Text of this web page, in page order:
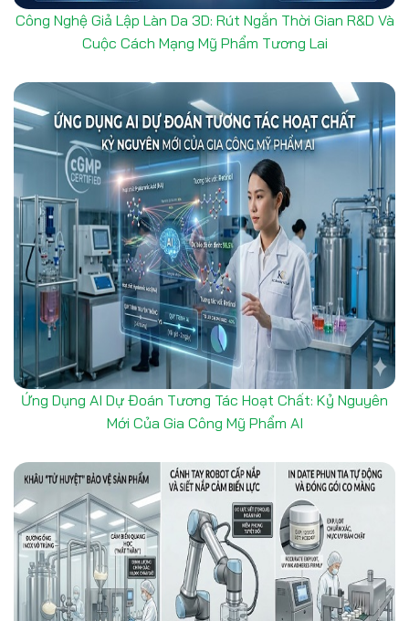
Công Nghệ Giả Lập Làn Da 3D: Rút Ngắn Thời Gian R&D Và
Cuộc Cách Mạng Mỹ Phẩm Tương Lai
Ứng Dụng AI Dự Đoán Tương Tác Hoạt Chất: Kỷ Nguyên
Mới Của Gia Công Mỹ Phẩm AI